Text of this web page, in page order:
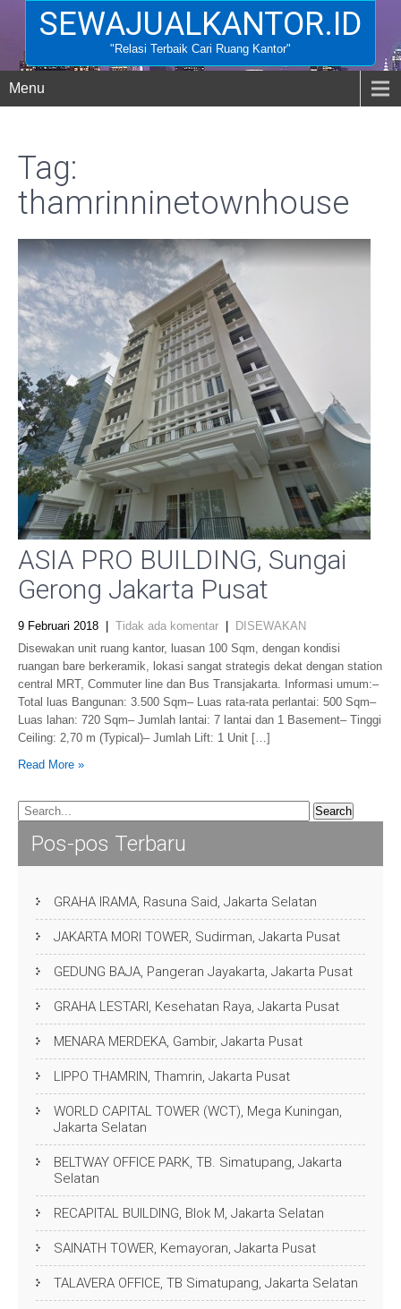
SEWAJUALKANTOR.ID
"Relasi Terbaik Cari Ruang Kantor"
Menu
Tag:
thamrinninetownhouse
ASIA PRO BUILDING, Sungai
Gerong Jakarta Pusat
9 Februari 2018 Tidak ada komentar
DISEWAKAN
Disewakan unit ruang kantor, luasan 100 Sqm, dengan kondisi
ruangan bare berkeramik, lokasi sangat strategis dekat dengan station
central MRT, Commuter line dan Bus Transjakarta. Informasi umum:–
Total luas Bangunan: 3.500 Sqm– Luas rata-rata perlantai: 500 Sqm–
Luas lahan: 720 Sqm– Jumlah lantai: 7 lantai dan 1 Basement– Tinggi
Ceiling: 2,70 m (Typical)– Jumlah Lift: 1 Unit […]
Read More »
Pos-pos Terbaru
GRAHA IRAMA, Rasuna Said, Jakarta Selatan
JAKARTA MORI TOWER, Sudirman, Jakarta Pusat
GEDUNG BAJA, Pangeran Jayakarta, Jakarta Pusat
GRAHA LESTARI, Kesehatan Raya, Jakarta Pusat
MENARA MERDEKA, Gambir, Jakarta Pusat
LIPPO THAMRIN, Thamrin, Jakarta Pusat
WORLD CAPITAL TOWER (WCT), Mega Kuningan,
Jakarta Selatan
BELTWAY OFFICE PARK, TB. Simatupang, Jakarta
Selatan
RECAPITAL BUILDING, Blok M, Jakarta Selatan
SAINATH TOWER, Kemayoran, Jakarta Pusat
TALAVERA OFFICE, TB Simatupang, Jakarta Selatan